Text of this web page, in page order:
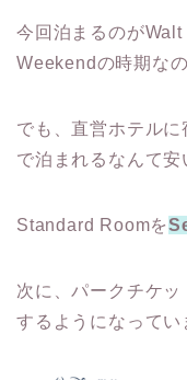
今回泊まるのが
Weekendの時期な
でも、直営ホテル
で泊まれるなんて安
Standard Roomを
次に、パークチケ
するようになってい